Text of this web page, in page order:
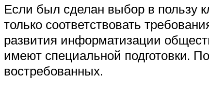
Если был сделан выбор в пользу
только соответствовать
развития информатизации
имеют специальной подготовки.
востребованных.